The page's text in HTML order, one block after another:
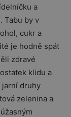
a
Tabu by v
cukr a
je hodně spát
zdravé
klidu a
jarní druhy
zelenina a